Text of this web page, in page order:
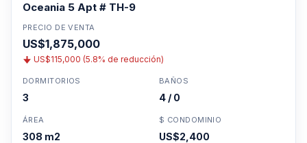
Oceania 5 Apt # TH-9
PRECIO DE VENTA
US$1,875,000
US$115,000 (5.8% de reducción)
DORMITORIOS
3
BAÑOS
4 / 0
ÁREA
308 m2
$ CONDOMINIO
US$2,400